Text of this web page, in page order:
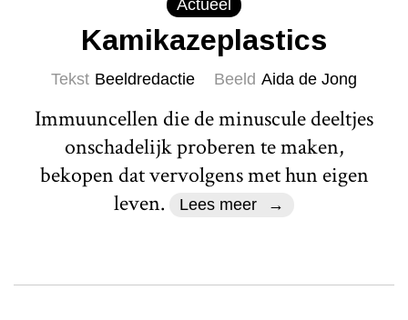
Actueel
Kamikazeplastics
Tekst Beeldredactie Beeld Aida de Jong
Immuuncellen die de minuscule deeltjes
onschadelijk proberen te maken,
bekopen dat vervolgens met hun eigen
leven.
Lees meer